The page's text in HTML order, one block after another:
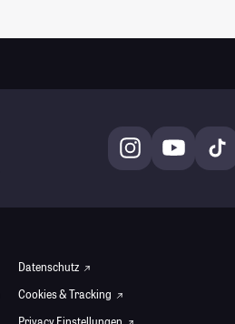
Datenschutz
Cookies & Tracking
Privacy Einstellungen